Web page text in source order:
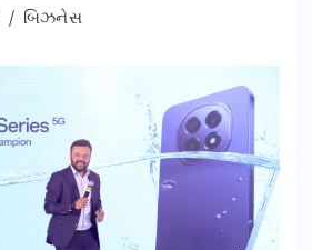
બિઝનેસ